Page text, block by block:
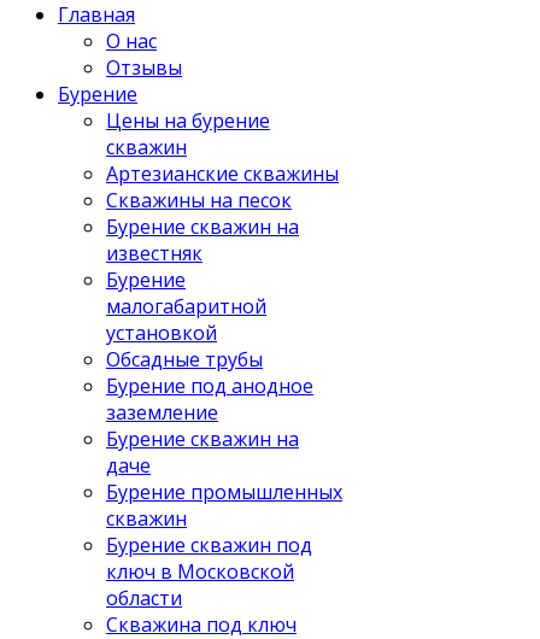
Главная
О нас
Отзывы
Бурение
Цены на бурение
скважин
Артезианские скважины
Скважины на песок
Бурение скважин на
известняк
Бурение
малогабаритной
установкой
Обсадные трубы
Бурение под анодное
заземление
Бурение скважин на
даче
Бурение промышленных
скважин
Бурение скважин под
ключ в Московской
области
Скважина под ключ